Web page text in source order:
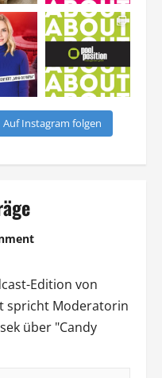
Auf Instagram folgen
Edition von
spricht Moderatorin
über "Candy